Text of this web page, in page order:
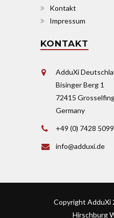
Kontakt
Impressum
KONTAKT
AdduXi
Bisinger Berg 1
72415
Germany
+49 (0) 7428
info@adduxi.de
Copyright AdduXi
Hirschburg